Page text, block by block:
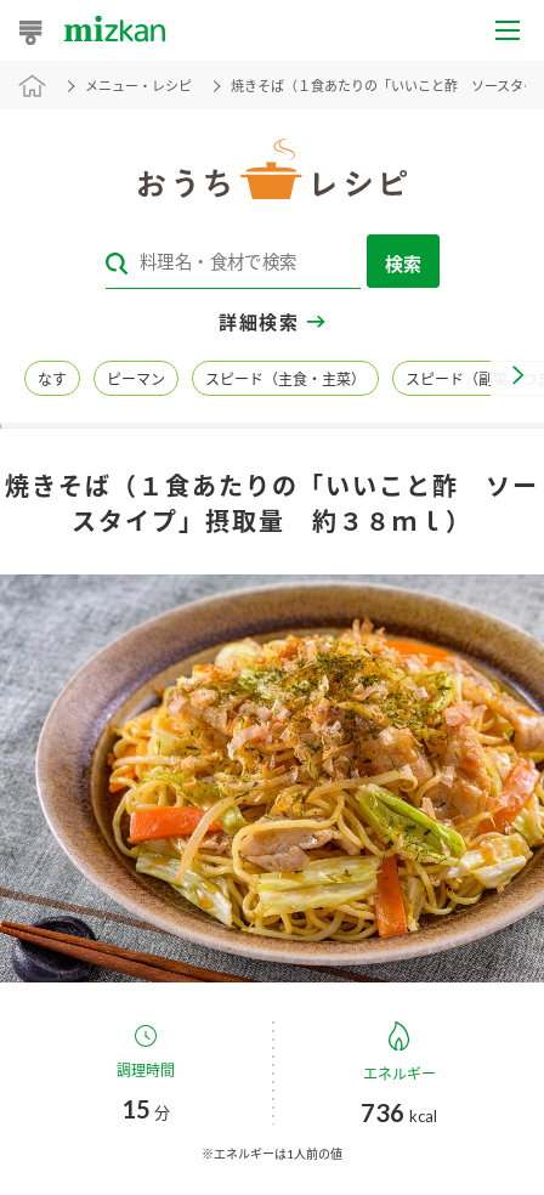
おうちレシピ
レシピカテゴリ一覧
レシピ名特集
商品情報
酢 調味酢
お酢ドリンク ぽん酢
みりん風・料理酒 鍋用調味料
つゆ たれ
スープ
新商品一覧
キャンペーン情報
ブランド・スペシャルサイト
ブランド・スペシャルサイト トップ
商品ブランドサイト
Fibee（ファイビー）
くらしプラ酢
カンタン酢
かおりの蔵
企業情報
国内事業概要
ミツカングループについて
企業理念
ミツカンを知る
環境への取り組み
メニュー・レシピ 焼きそば（１食あたりの「いいこと酢 ソースタ
検索
詳細検索
なす ピーマン スピード（主食・主菜） スピード（副菜・つ
焼きそば（１食あたりの「いいこと酢 ソー
スタイプ」摂取量 約３８ｍｌ）
調理時間
15 分
エネルギー
736 kcal
※エネルギーは1人前の値